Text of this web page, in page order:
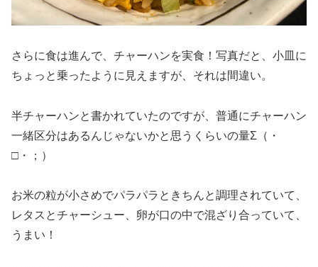
さらに食は進んで、チャーハンを実食！写真だと、小皿に
ちょっと乗ったように見えますが、それは間違い。
半チャーハンと書かれていたのですが、普通にチャーハン
一緒区分はあるんじゃないかと思うくらいの量Σ（・
□・；）
お米の粒が小さめでパラパラときちんと調理されていて、
レタスとチャーシュー、卵が口の中で混ざり合っていて、
うまい！